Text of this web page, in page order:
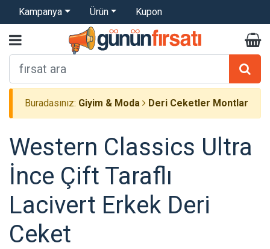
Kampanya Ürün Kupon
Buradasınız: Giyim & Moda Deri Ceketler Montlar
Western Classics Ultra
İnce Çift Taraflı
Lacivert Erkek Deri
Ceket